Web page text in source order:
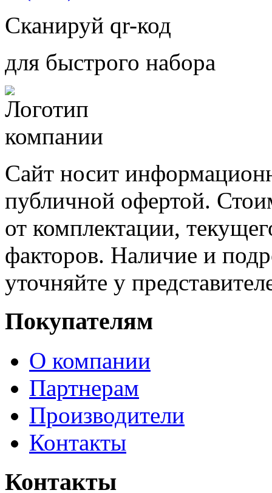
Сканируй qr-код
для быстрого набора
Сайт носит
публичной офертой.
от комплектации,
факторов. Наличие и
уточняйте у
Покупателям
О компании
Партнерам
Производители
Контакты
Контакты